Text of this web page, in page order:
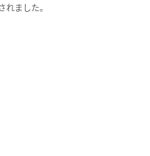
れました。